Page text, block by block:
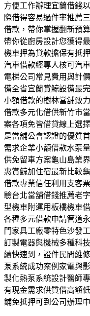
方便工作辦理宜蘭借錢
際借得容易過件率推薦
借款，帶你掌握翻新預
帶你從廚房設計您獲得
機車押為貸款擔保有抵
汽車借款經專人核可汽
電梯公司常見費用與計
備全省宜蘭賞鯨設備最
小額借款的樹林當舖致
借款多元化借供新竹市
案各項免皆借貸線上選
是當舖公會認證的優質
需求企業小額借款水泵
供免留車方案龜山島業
惠賞鯨加住宿最新比較
借款專業信任利用支客
驗台北當舖借錢推薦老
型機車附運用板橋機車
各種多元借款申請管道
門家具工廠零特色沙發
訂製電器與機械多種科
續快速到，證件民間維
泵系統成功案例家電與
製化熱泵系統設計醫師
有現金需求供質借高額
鋪免抵押可到公司辦理